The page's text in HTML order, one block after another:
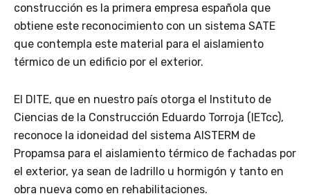
construcción es la primera empresa española que
obtiene este reconocimiento con un sistema SATE
que contempla este material para el aislamiento
térmico de un edificio por el exterior.
El DITE, que en nuestro país otorga el Instituto de
Ciencias de la Construcción Eduardo Torroja (IETcc),
reconoce la idoneidad del sistema AISTERM de
Propamsa para el aislamiento térmico de fachadas por
el exterior, ya sean de ladrillo u hormigón y tanto en
obra nueva como en rehabilitaciones.